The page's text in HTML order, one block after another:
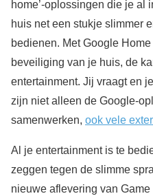
home’-oplossingen die je al
huis net een stukje slimmer
bedienen. Met Google
beveiliging van je huis, de
entertainment. Jij vraagt en
zijn niet alleen de Google-
samenwerken, ook vele
Al je entertainment is te
zeggen tegen de slimme
nieuwe aflevering van